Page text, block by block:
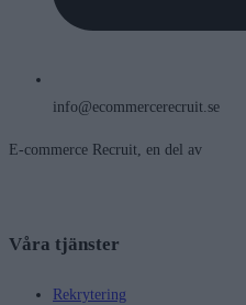
info@ecommercerecruit.se
E-commerce Recruit, en del av
Våra tjänster
Rekrytering